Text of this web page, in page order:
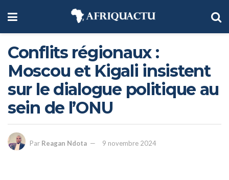
Conflits régionaux :
Moscou et Kigali insistent
sur le dialogue politique au
sein de l’ONU
Par Reagan Ndota 9 novembre 2024